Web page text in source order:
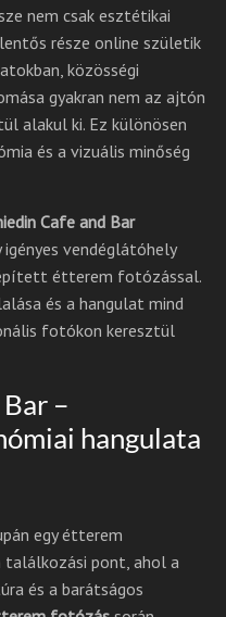
nem csak esztétikai
része online születik
közösségi
gyakran nem az ajtón
alakul ki. Ez különösen
és a vizuális minőség
Cafe and Bar
vendéglátóhely
étterem fotózással.
és a hangulat mind
fotókon keresztül
–
hangulata
egy étterem
találkozási pont, ahol a
és a barátságos